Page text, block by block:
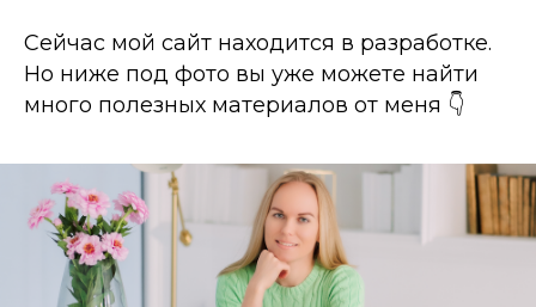
Сейчас мой сайт находится в разработке.
Но ниже под фото вы уже можете найти
много полезных материалов от меня 👇